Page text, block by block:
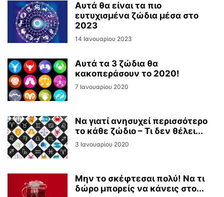
Αυτά θα είναι τα πιο
ευτυχισμένα ζώδια μέσα στο
2023
14 Ιανουαρίου 2023
Αυτά τα 3 ζώδια θα
κακοπεράσουν το 2020!
7 Ιανουαρίου 2020
Να γιατί ανησυχεί περισσότερο
το κάθε ζώδιο – Τι δεν θέλει...
3 Ιανουαρίου 2020
Μην το σκέφτεσαι πολύ! Να τι
δώρο μπορείς να κάνεις στο...